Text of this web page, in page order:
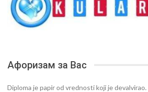
Афоризам за Вас
Diploma je papir od vrednosti koji je devalvirao.